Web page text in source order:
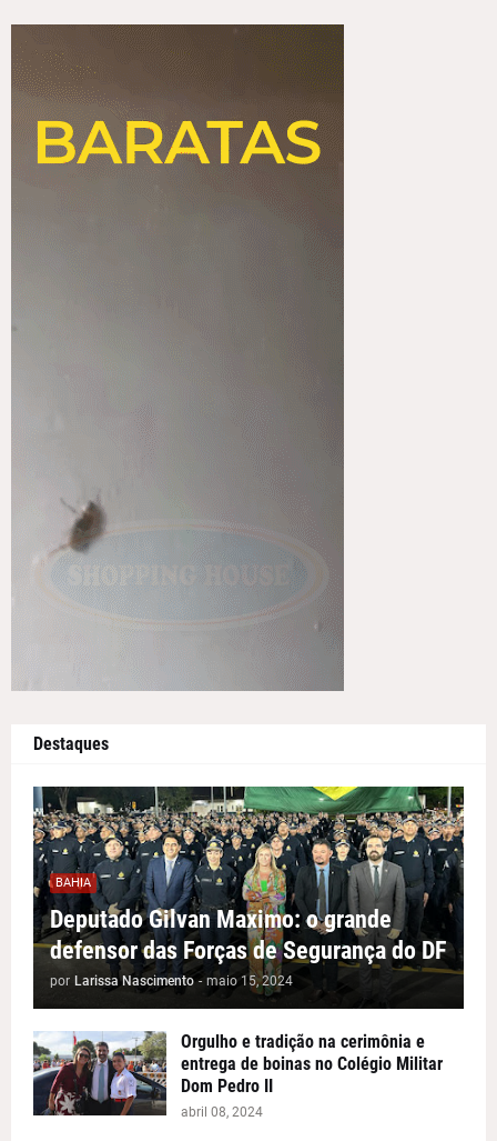
Destaques
BAHIA
Deputado Gilvan Maximo: o grande
defensor das Forças de Segurança do DF
por Larissa Nascimento - maio 15, 2024
Orgulho e tradição na cerimônia e
entrega de boinas no Colégio Militar
Dom Pedro II
abril 08, 2024